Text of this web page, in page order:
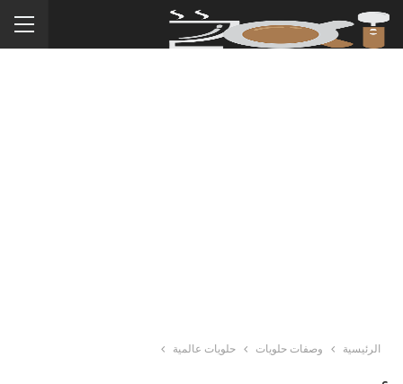
الرئيسية وصفات حلويات حلويات عالمية